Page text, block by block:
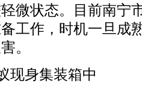
微状态。目前南宁
工作，时机一旦成
。
现身集装箱中